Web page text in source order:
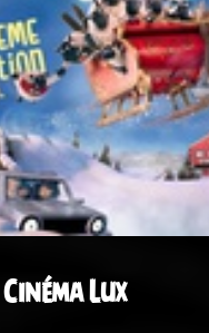
Lux